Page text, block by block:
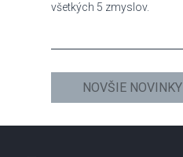
všetkých 5 zmyslov.
NOVŠIE NOVINKY